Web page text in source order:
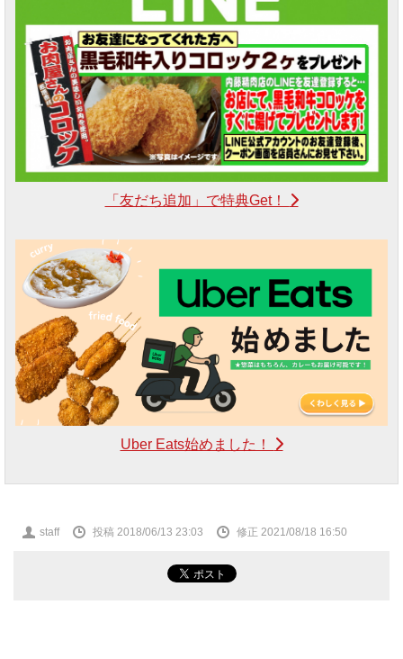
「友だち追加」で特典Get！
Uber Eats始めました！
staff 投稿 2018/06/13 23:03 修正 2021/08/18 16:50